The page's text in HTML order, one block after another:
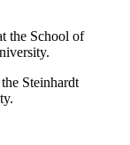
School of
Steinhardt